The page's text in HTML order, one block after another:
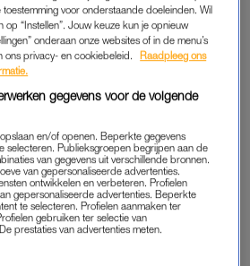
DE ZOMER RIJKER UIT
ik
PINNEN GRAAG: VACAY SPECIAL
Elise (25) gaf ruim 4k uit
tijdens vakantie niet op geld'
–
MEIDEN AAN DE MACHT
Zara (31) is wereldkampioen
kitesurfen: ‘Begon pas op
m'n 23e'
voor onderstaande doeleinden. Wil
op “Instellen”. Jouw keuze kun je opnieuw
onderaan onze websites of in de menu’s
ons privacy- en cookiebeleid.
Raadpleeg ons
gegevens voor de volgende
en/of openen. Beperkte gegevens
selecteren. Publieksgroepen begrijpen aan de
van gegevens uit verschillende bronnen.
van gepersonaliseerde advertenties.
ontwikkelen en verbeteren. Profielen
gepersonaliseerde advertenties. Beperkte
te selecteren. Profielen aanmaken ter
gebruiken ter selectie van
prestaties van advertenties meten.